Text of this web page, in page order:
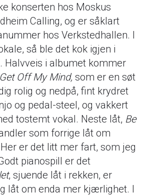
konserten hos Moskus
Calling, og er såklart
hos Verkstedhallen. I
så ble det kok igjen i
Halvveis i albumet kommer
Off My Mind, som er en søt
rolig og nedpå, fint krydret
og pedal-steel, og vakkert
tostemt vokal. Neste låt, Be
som forrige låt om
er det litt mer fart, som jeg
pianospill er det
, sjuende låt i rekken, er
låt om enda mer kjærlighet. I